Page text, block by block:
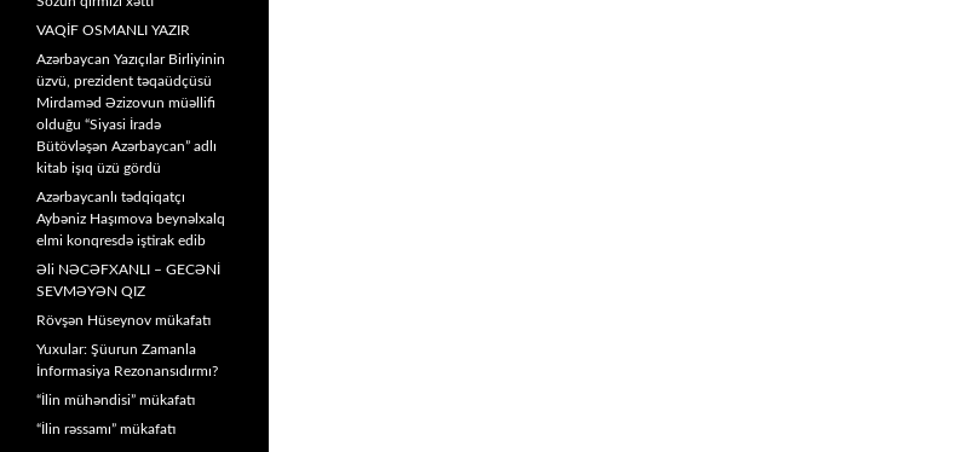
VAQİF OSMANLI YAZIR
Azərbaycan Yazıçılar Birliyinin
üzvü, prezident təqaüdçüsü
Mirdaməd Əzizovun müəllifi
olduğu “Siyasi İradə
Bütövləşən Azərbaycan” adlı
kitab işıq üzü gördü
Azərbaycanlı tədqiqatçı
Aybəniz Haşımova beynəlxalq
elmi konqresdə iştirak edib
Əli NƏCƏFXANLI – GECƏNİ
SEVMƏYƏN QIZ
Rövşən Hüseynov mükafatı
Yuxular: Şüurun Zamanla
İnformasiya Rezonansıdırmı?
“İlin mühəndisi” mükafatı
“İlin rəssamı” mükafatı